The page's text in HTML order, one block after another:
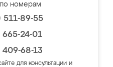
по номерам
89-55
24-01
68-13
для консультации и